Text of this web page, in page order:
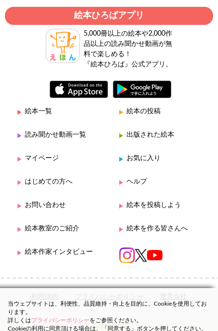
絵本ひろばアプリ
5,000冊以上の絵本や2,000作
品以上の読み聞かせ動画が無
料で楽しめる！
『絵本ひろば』公式アプリ。
絵本一覧 絵本の投稿
読み聞かせ動画一覧 出版された絵本
マイページ お気に入り
はじめての方へ ヘルプ
お問い合わせ 絵本を投稿しよう
絵本教室のご紹介 絵本を作る皆さんへ
絵本作家インタビュー
利用規約 プライバシーポリシー 運営会社
当ウェブサイトは、利便性、品質維持・向上を目的に、Cookieを使用してお
ります。
詳しくはプライバシーポリシーをご参照ください。
Cookieの利用に同意頂ける場合は、「同意する」ボタンを押してください。